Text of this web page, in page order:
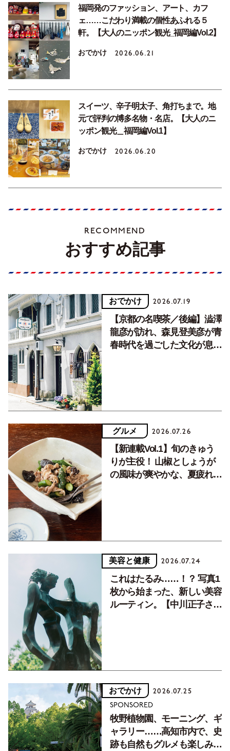
福岡発のファッション、アート、カフ
ェ……こだわり満載の個性あふれる５
軒。【大人のニッポン観光_福岡編Vol.2】
おでかけ 2026.06.21
スイーツ、辛子明太子、角打ちまで。地
元で評判の博多名物・名店。【大人のニ
ッポン観光＿福岡編Vol.1】
おでかけ 2026.06.20
RECOMMEND
おすすめ記事
おでかけ 2026.07.19
【京都の名喫茶／後編】澁澤
龍彦が訪れ、森見登美彦が青
春時代を過ごした文化が息づ
グルメ 2026.07.26
【新連載Vol.1】旬のきゅう
りが主役！ 山椒としょうが
の風味が爽やかな、夏疲れを
美容と健康 2026.07.24
これはたるみ……！？ 写真1
枚から始まった、新しい美容
ルーティン。【中川正子さん
おでかけ 2026.07.25
SPONSORED
牧野植物園、モーニング、ギ
ャラリー……高知市内で、史
跡も自然もグルメも楽しみ尽